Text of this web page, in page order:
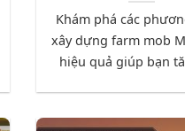
Khám phá các
xây dựng farm mob
hiệu quả giúp bạn